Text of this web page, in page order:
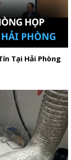
Tại Hải Phòng